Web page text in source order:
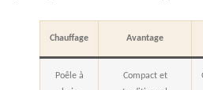
Chauffage Avantage
Poêle à
Compact et